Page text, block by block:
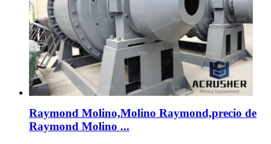
Raymond Molino,Molino Raymond,precio de
Raymond Molino ...